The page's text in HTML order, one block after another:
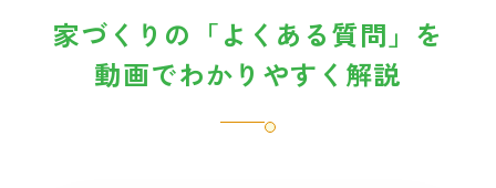
家づくりの「よくある質問」を
動画でわかりやすく解説